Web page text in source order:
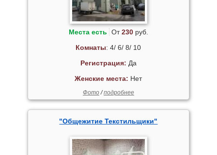
Места есть От230руб.
Комнаты: 4/ 6/ 8/ 10
Регистрация: Да
Женские места: Нет
Фото/подробнее
"Общежитие Текстильщики"